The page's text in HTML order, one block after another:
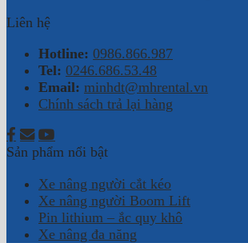
Liên hệ
Hotline: 0986.866.987
Tel: 0246.686.53.48
Email: minhdt@mhrental.vn
Chính sách trả lại hàng
Sản phẩm nổi bật
Xe nâng người cắt kéo
Xe nâng người Boom Lift
Pin lithium – ắc quy khô
Xe nâng đa năng